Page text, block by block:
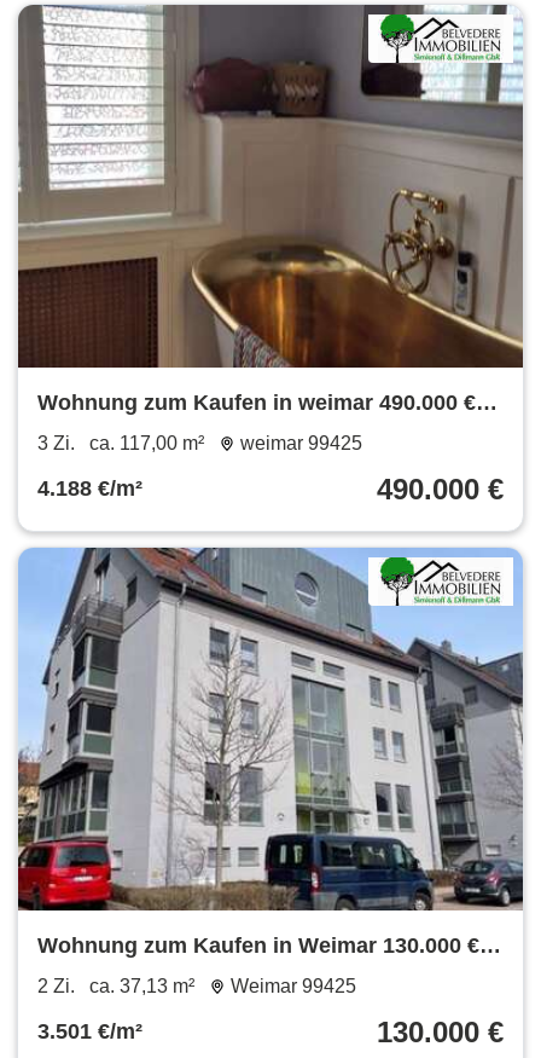
Wohnung zum Kaufen in weimar 490.000 €
117 m²
3 Zi. ca. 117,00 m² weimar 99425
4.188 €/m² 490.000 €
Wohnung zum Kaufen in Weimar 130.000 €
37.13 m²
2 Zi. ca. 37,13 m² Weimar 99425
3.501 €/m² 130.000 €